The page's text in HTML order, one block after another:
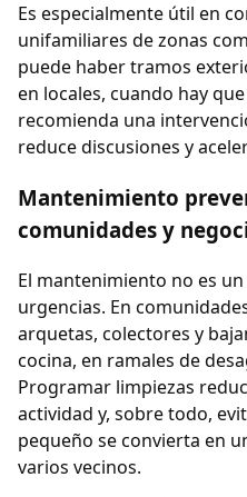
Es especialmente útil en
unifamiliares de zonas
puede haber tramos
en locales, cuando hay
recomienda una
reduce discusiones y
Mantenimiento
comunidades y
El mantenimiento no es
urgencias. En
arquetas, colectores y
cocina, en ramales de
Programar limpiezas
actividad y, sobre todo,
pequeño se convierta en
varios vecinos.